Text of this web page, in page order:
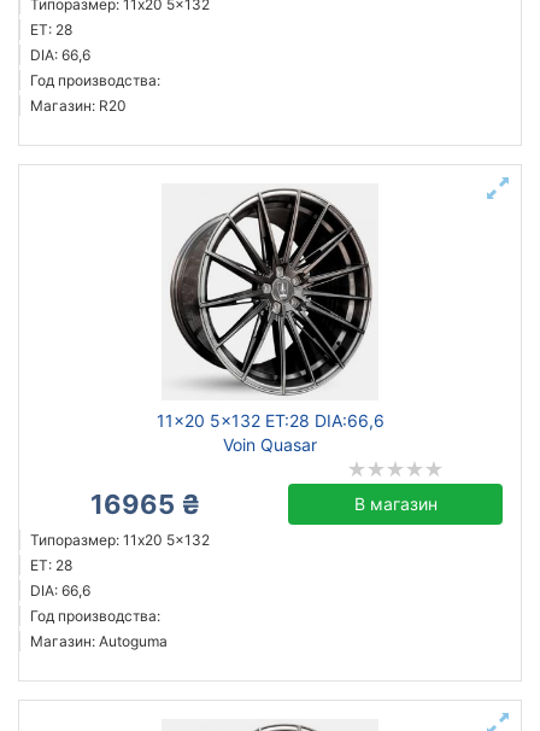
Типоразмер: 11x20 5x132
ET: 28
DIA: 66,6
Год производства:
Магазин: R20
11x20 5x132 ET:28 DIA:66,6
Voin Quasar
16965 ₴ В магазин
Типоразмер: 11x20 5x132
ET: 28
DIA: 66,6
Год производства:
Магазин: Autoguma